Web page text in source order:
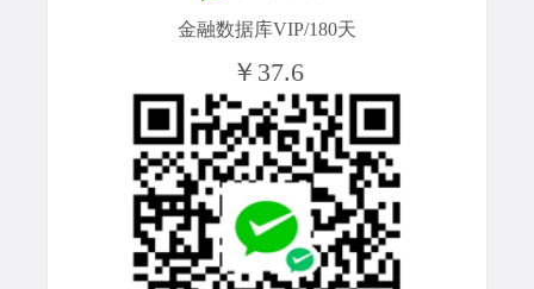
金融数据库VIP/180天
￥37.6